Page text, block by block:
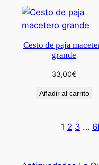
Cesto de paja
grande
33,00€
Añadir al carrito
1 2 3 … 6